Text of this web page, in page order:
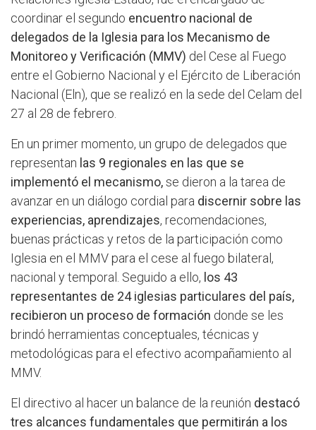
coordinar el segundo encuentro nacional de
delegados de la Iglesia para los Mecanismo de
Monitoreo y Verificación (MMV) del Cese al Fuego
entre el Gobierno Nacional y el Ejército de Liberación
Nacional (Eln), que se realizó en la sede del Celam del
27 al 28 de febrero.
En un primer momento, un grupo de delegados que
representan las 9 regionales en las que se
implementó el mecanismo,se dieron a la tarea de
avanzar en un diálogo cordial para discernir sobre las
experiencias, aprendizajes, recomendaciones,
buenas prácticas y retos de la participación como
Iglesia en el MMV para el cese al fuego bilateral,
nacional y temporal. Seguido a ello, los 43
representantes de 24 iglesias particulares del país,
recibieron un proceso de formación donde se les
brindó herramientas conceptuales, técnicas y
metodológicas para el efectivo acompañamiento al
MMV.
El directivo al hacer un balance de la reunión destacó
tres alcances fundamentales que permitirán a los